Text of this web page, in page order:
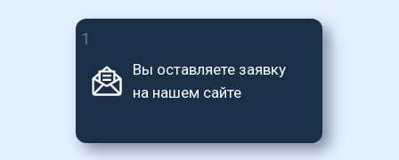
Вы оставляете заявку
на нашем сайте
1